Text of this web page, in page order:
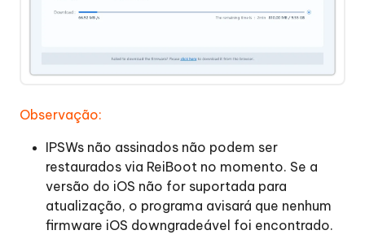
Observação:
IPSWs não assinados não podem ser
restaurados via ReiBoot no momento. Se a
versão do iOS não for suportada para
atualização, o programa avisará que nenhum
firmware iOS downgradeável foi encontrado.